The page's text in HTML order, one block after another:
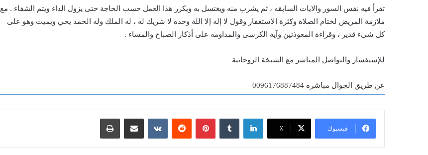
تقرأ فيه نفس السور والايات السابقه ، ثم يشرب منه ويغتسل به ويكرر هذا العمل حسب الحاجة حتى يزول الداء ويتم الشفاء . مع
ملازمة المريض لختام الصلاة وكثرة الاستغفار وقول لا إله إلا اللة وحده لا شريك له ، له الملك وله الحمد يحي ويميت وهو على
كل شىء قدير ، وقراءة المعوذتين وآية الكرسى والمداومه على أذكار الصباح والمساء .
للإستفسار والتواصل المباشر مع الشيخة الروحانية
عن طريق الجوال مباشرة 0096176887484
فيسبوك X
لينكدإن بينتيريست